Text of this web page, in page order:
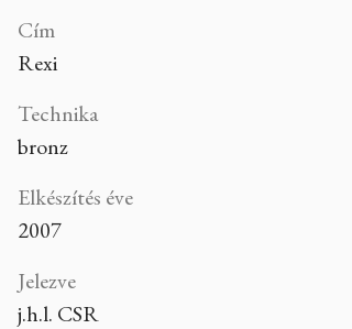
Cím
Rexi
Technika
bronz
Elkészítés éve
2007
Jelezve
j.h.l. CSR